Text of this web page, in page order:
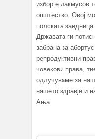
избор е лакмусов
општество. Овој
полската
Државата ги
забрана за
репродуктивни
човекови права,
одлучуваме за
нашето здравје и
Ања.